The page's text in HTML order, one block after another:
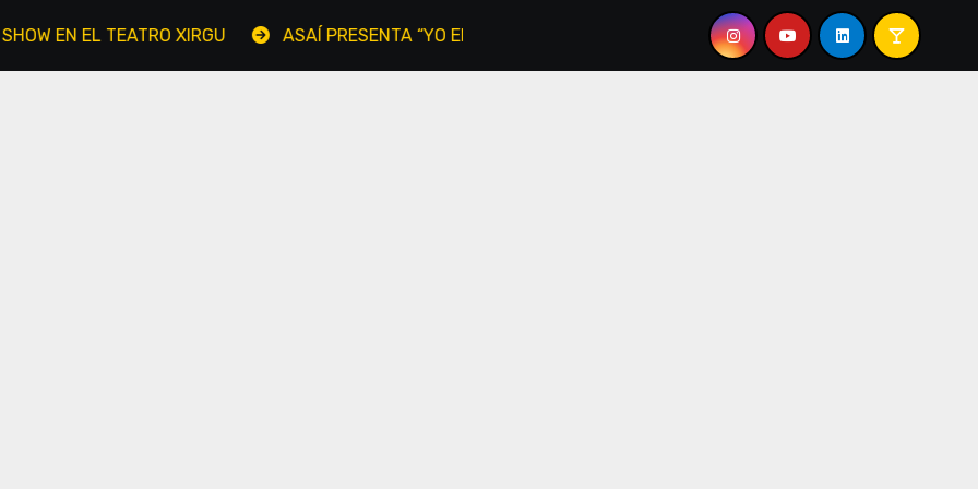
EL TEATRO XIRGU ASAÍ PRESENTA “YO EN TÍ, TÚ EN MI” TEO PÉREZ: “EL JAZZ ME DEVUELVE EL AIRE A